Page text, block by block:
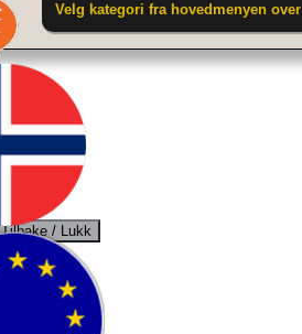
Velg kategori fra hovedmenyen over
Tilbake / Lukk